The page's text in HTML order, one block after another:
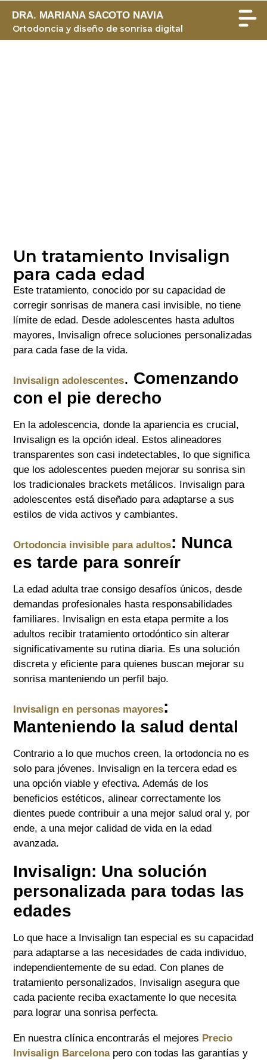
Ortodoncia y diseño de sonrisa digital
DRA. MARIANA SACOTO NAVIA
Un tratamiento Invisalign
para cada edad
Este tratamiento, conocido por su capacidad de
corregir sonrisas de manera casi invisible, no tiene
límite de edad. Desde adolescentes hasta adultos
mayores, Invisalign ofrece soluciones personalizadas
para cada fase de la vida.
Invisalign adolescentes. Comenzando
con el pie derecho
En la adolescencia, donde la apariencia es crucial,
Invisalign es la opción ideal. Estos alineadores
transparentes son casi indetectables, lo que significa
que los adolescentes pueden mejorar su sonrisa sin
los tradicionales brackets metálicos. Invisalign para
adolescentes está diseñado para adaptarse a sus
estilos de vida activos y cambiantes.
Ortodoncia invisible para adultos: Nunca
es tarde para sonreír
La edad adulta trae consigo desafíos únicos, desde
demandas profesionales hasta responsabilidades
familiares. Invisalign en esta etapa permite a los
adultos recibir tratamiento ortodóntico sin alterar
significativamente su rutina diaria. Es una solución
discreta y eficiente para quienes buscan mejorar su
sonrisa manteniendo un perfil bajo.
Invisalign en personas mayores:
Manteniendo la salud dental
Contrario a lo que muchos creen, la ortodoncia no es
solo para jóvenes. Invisalign en la tercera edad es
una opción viable y efectiva. Además de los
beneficios estéticos, alinear correctamente los
dientes puede contribuir a una mejor salud oral y, por
ende, a una mejor calidad de vida en la edad
avanzada.
Invisalign: Una solución
personalizada para todas las
edades
Lo que hace a Invisalign tan especial es su capacidad
para adaptarse a las necesidades de cada individuo,
independientemente de su edad. Con planes de
tratamiento personalizados, Invisalign asegura que
cada paciente reciba exactamente lo que necesita
para lograr una sonrisa perfecta.
En nuestra clínica encontrarás el mejores Precio
Invisalign Barcelonapero con todas las garantías y